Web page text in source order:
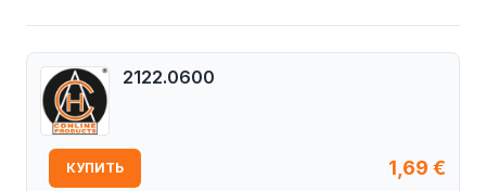
2122.0600
1,69 €
КУПИТЬ